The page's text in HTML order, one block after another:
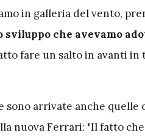
in galleria del vento,
che avevamo
fare un salto in avanti
sono arrivate anche quelle
nuova Ferrari: "Il fatto